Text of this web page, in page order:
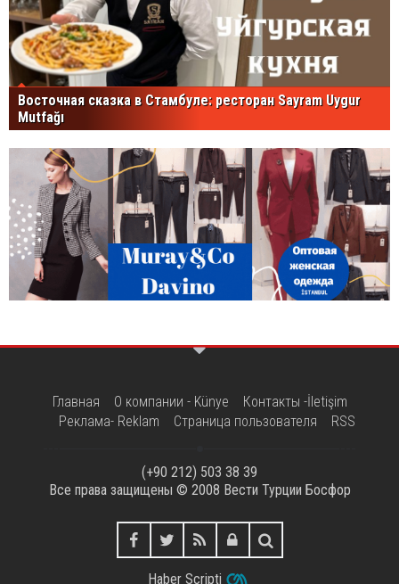
Восточная сказка в Стамбуле: ресторан Sayram Uygur
Mutfağı
Главная О компании - Künye
Контакты -İletişim
Реклама- Reklam
Страница пользователя RSS
(+90 212) 503 38 39
Все права защищены © 2008 Вести Турции Босфор
Haber Scripti